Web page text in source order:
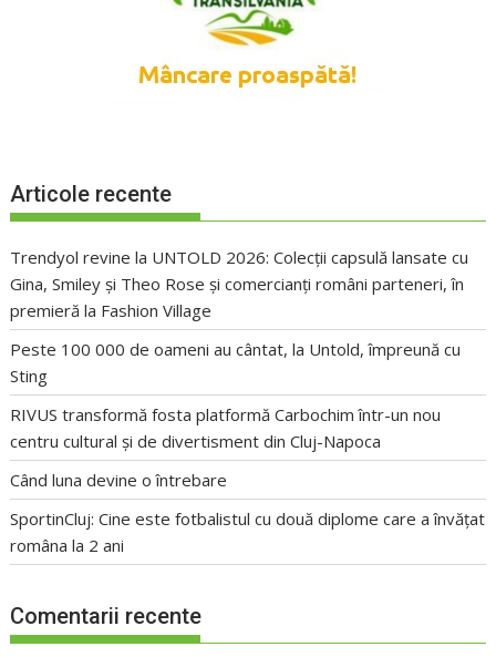
Articole recente
Trendyol revine la UNTOLD 2026: Colecții capsulă lansate cu
Gina, Smiley și Theo Rose și comercianți români parteneri, în
premieră la Fashion Village
Peste 100 000 de oameni au cântat, la Untold, împreună cu
Sting
RIVUS transformă fosta platformă Carbochim într-un nou
centru cultural și de divertisment din Cluj-Napoca
Când luna devine o întrebare
SportinCluj: Cine este fotbalistul cu două diplome care a învățat
româna la 2 ani
Comentarii recente